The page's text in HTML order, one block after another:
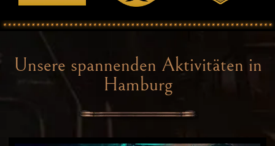
Unsere spannenden Aktivitäten in
Hamburg